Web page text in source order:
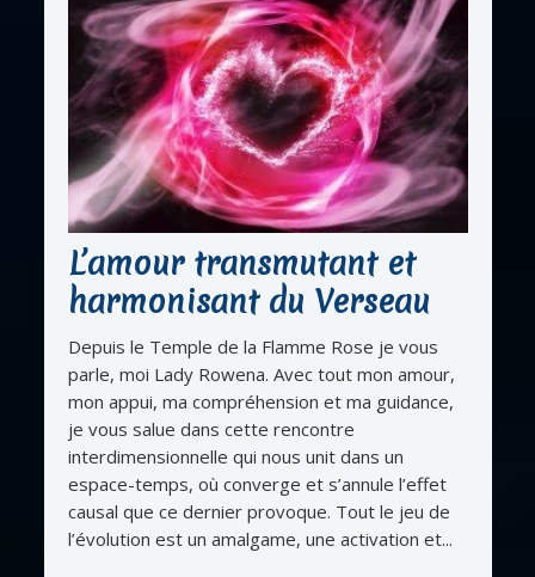
L’amour transmutant et
harmonisant du Verseau
Depuis le Temple de la Flamme Rose je vous
parle, moi Lady Rowena. Avec tout mon amour,
mon appui, ma compréhension et ma guidance,
je vous salue dans cette rencontre
interdimensionnelle qui nous unit dans un
espace-temps, où converge et s’annule l’effet
causal que ce dernier provoque. Tout le jeu de
l’évolution est un amalgame, une activation et...